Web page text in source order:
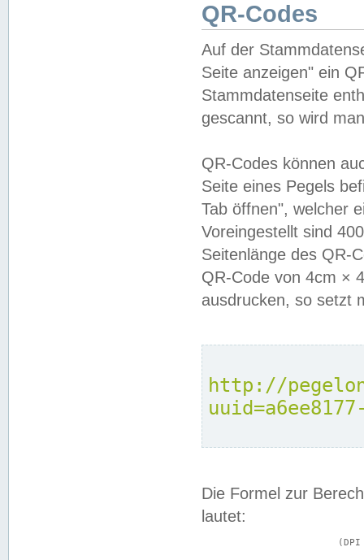
QR-Codes
Auf der
Seite anzeigen" ein
Stammdatenseite
gescannt, so wird
QR-Codes können
Seite eines Pegels
Tab öffnen", welcher
Voreingestellt sind
Seitenlänge des QR-
QR-Code von 4cm ×
ausdrucken, so setzt
http://
Die Formel zur
lautet: